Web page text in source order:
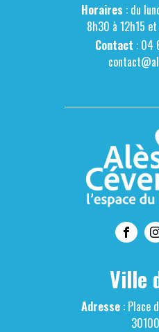
Horaires : du
8h30 à 12h15
Contact : 04
Ville
Adresse: Place